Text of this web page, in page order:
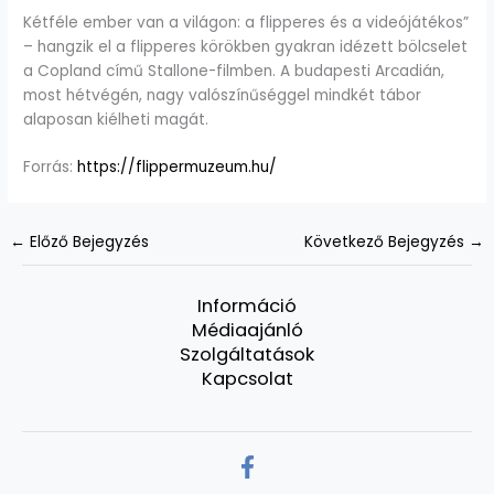
Kétféle ember van a világon: a flipperes és a videójátékos”
– hangzik el a flipperes körökben gyakran idézett bölcselet
a Copland című Stallone-filmben. A budapesti Arcadián,
most hétvégén, nagy valószínűséggel mindkét tábor
alaposan kiélheti magát.
Forrás:https://flippermuzeum.hu/
← Előző Bejegyzés Következő Bejegyzés →
Információ
Médiaajánló
Szolgáltatások
Kapcsolat